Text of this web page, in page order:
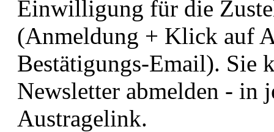
Einwilligung für die
(Anmeldung + Klick auf
Bestätigungs-Email). Sie
Newsletter abmelden - in
Austragelink.